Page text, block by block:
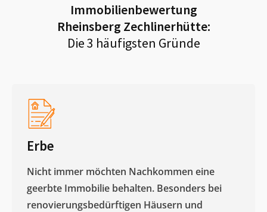
Immobilienbewertung
Rheinsberg Zechlinerhütte:
Die 3 häufigsten Gründe
Erbe
Nicht immer möchten Nachkommen eine
geerbte Immobilie behalten. Besonders bei
renovierungsbedürftigen Häusern und